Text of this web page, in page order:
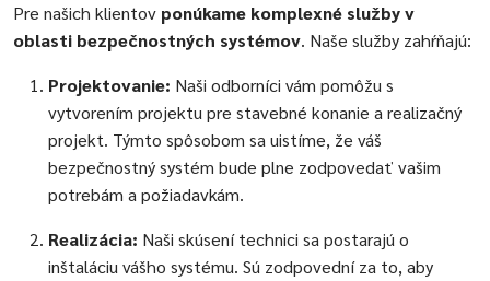
Pre našich klientov ponúkame komplexné služby v
oblasti bezpečnostných systémov. Naše služby zahŕňajú:
Projektovanie: Naši odborníci vám pomôžu s
vytvorením projektu pre stavebné konanie a realizačný
projekt. Týmto spôsobom sa uistíme, že váš
bezpečnostný systém bude plne zodpovedať vašim
potrebám a požiadavkám.
Realizácia: Naši skúsení technici sa postarajú o
inštaláciu vášho systému. Sú zodpovední za to, aby